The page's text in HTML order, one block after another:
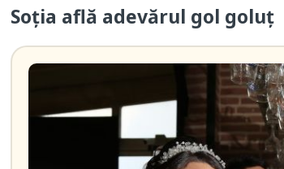
Soția află adevărul gol goluț